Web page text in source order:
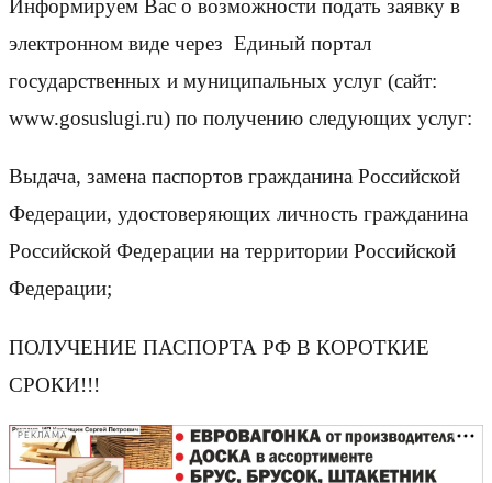
Информируем Вас о возможности подать заявку в
электронном виде через Единый портал
государственных и муниципальных услуг (сайт:
www.gosuslugi.ru) по получению следующих услуг:
Выдача, замена паспортов гражданина Российской
Федерации, удостоверяющих личность гражданина
Российской Федерации на территории Российской
Федерации;
ПОЛУЧЕНИЕ ПАСПОРТА РФ В КОРОТКИЕ
СРОКИ!!!
РЕКЛАМА